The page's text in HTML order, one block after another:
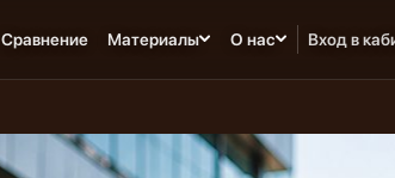
Сравнение Материалы О нас Вход в